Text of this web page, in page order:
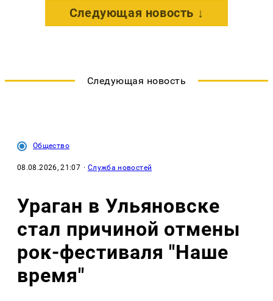
Следующая новость ↓
Следующая новость
Общество
08.08.2026, 21:07 · Служба новостей
Ураган в Ульяновске
стал причиной отмены
рок-фестиваля "Наше
время"